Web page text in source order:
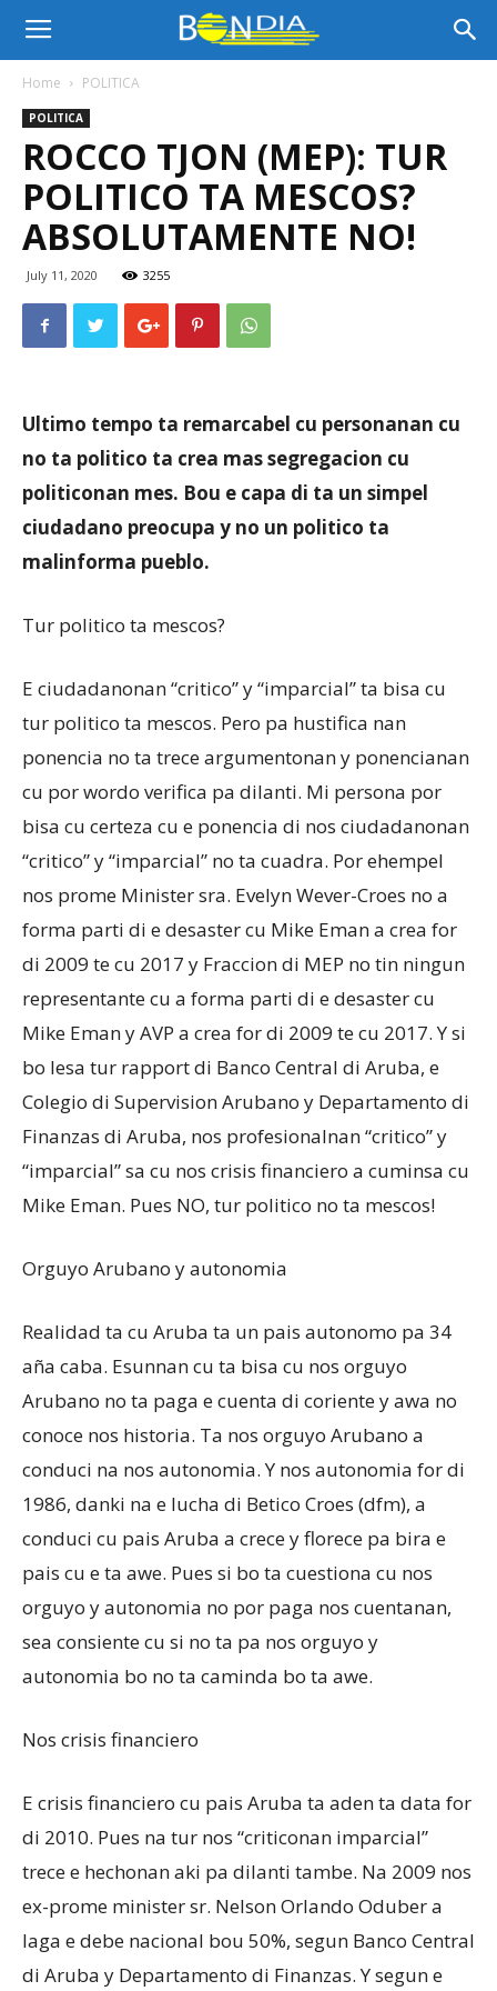
Bon
Dia
Aruba
Aruba
Home POLITICA
POLITICA
ROCCO TJON (MEP): TUR
POLITICO TA MESCOS?
ABSOLUTAMENTE NO!
July 11, 2020 3255
Ultimo tempo ta remarcabel cu personanan cu
no ta politico ta crea mas segregacion cu
politiconan mes. Bou e capa di ta un simpel
ciudadano preocupa y no un politico ta
malinforma pueblo.
Tur politico ta mescos?
E ciudadanonan “critico” y “imparcial” ta bisa cu
tur politico ta mescos. Pero pa hustifica nan
ponencia no ta trece argumentonan y ponencianan
cu por wordo verifica pa dilanti. Mi persona por
bisa cu certeza cu e ponencia di nos ciudadanonan
“critico” y “imparcial” no ta cuadra. Por ehempel
nos prome Minister sra. Evelyn Wever-Croes no a
forma parti di e desaster cu Mike Eman a crea for
di 2009 te cu 2017 y Fraccion di MEP no tin ningun
representante cu a forma parti di e desaster cu
Mike Eman y AVP a crea for di 2009 te cu 2017. Y si
bo lesa tur rapport di Banco Central di Aruba, e
Colegio di Supervision Arubano y Departamento di
Finanzas di Aruba, nos profesionalnan “critico” y
“imparcial” sa cu nos crisis financiero a cuminsa cu
Mike Eman. Pues NO, tur politico no ta mescos!
Orguyo Arubano y autonomia
Realidad ta cu Aruba ta un pais autonomo pa 34
aña caba. Esunnan cu ta bisa cu nos orguyo
Arubano no ta paga e cuenta di coriente y awa no
conoce nos historia. Ta nos orguyo Arubano a
conduci na nos autonomia. Y nos autonomia for di
1986, danki na e lucha di Betico Croes (dfm), a
conduci cu pais Aruba a crece y florece pa bira e
pais cu e ta awe. Pues si bo ta cuestiona cu nos
orguyo y autonomia no por paga nos cuentanan,
sea consiente cu si no ta pa nos orguyo y
autonomia bo no ta caminda bo ta awe.
Nos crisis financiero
E crisis financiero cu pais Aruba ta aden ta data for
di 2010. Pues na tur nos “criticonan imparcial”
trece e hechonan aki pa dilanti tambe. Na 2009 nos
ex-prome minister sr. Nelson Orlando Oduber a
laga e debe nacional bou 50%, segun Banco Central
di Aruba y Departamento di Finanzas. Y segun e